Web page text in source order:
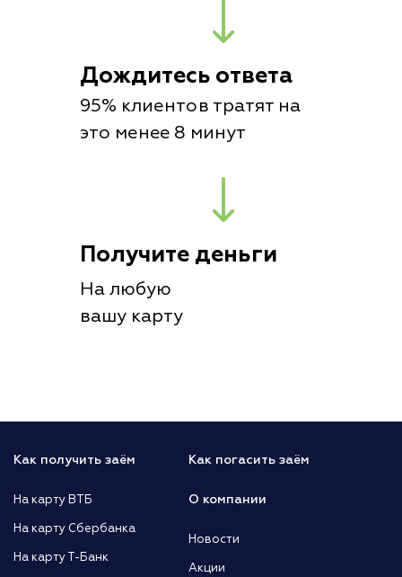
Дождитесь ответа
95% клиентов тратят на
это менее 8 минут
Получите деньги
На любую
вашу карту
Как получить заём
На карту ВТБ
На карту Сбербанка
На карту Т-Банк
Как погасить заём
О компании
Новости
Акции